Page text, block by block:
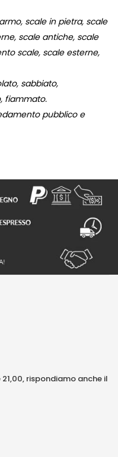
scale in pietra, scale
scale antiche, scale
scale, scale esterne,
sabbiato,
fiammato.
pubblico e
rispondiamo anche il